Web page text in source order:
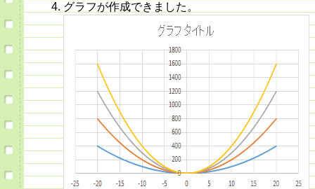
グラフが作成できました。